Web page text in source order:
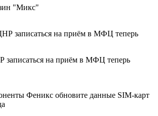
"Микс"
на приём в МФЦ теперь